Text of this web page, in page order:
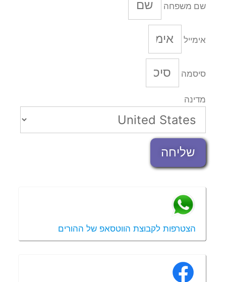
שם משפחה
אימייל
סיסמה
מדינה
שליחה
הצטרפות לקבוצת הווטסאפ של ההורים